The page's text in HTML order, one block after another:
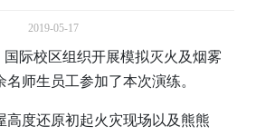
2019-05-17
国际校区组织开展模拟灭火及烟雾
名师生员工参加了本次演练。
高度还原初起火灾现场以及熊熊